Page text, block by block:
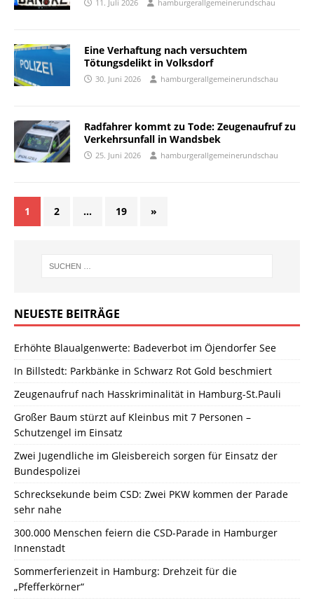
11. Juli 2026 hamburgerallgemeinerundschau
Eine Verhaftung nach versuchtem
Tötungsdelikt in Volksdorf
30. Juni 2026 hamburgerallgemeinerundschau
Radfahrer kommt zu Tode: Zeugenaufruf zu
Verkehrsunfall in Wandsbek
25. Juni 2026 hamburgerallgemeinerundschau
1 2 … 19 »
NEUESTE BEITRÄGE
Erhöhte Blaualgenwerte: Badeverbot im Öjendorfer See
In Billstedt: Parkbänke in Schwarz Rot Gold beschmiert
Zeugenaufruf nach Hasskriminalität in Hamburg-St.Pauli
Großer Baum stürzt auf Kleinbus mit 7 Personen –
Schutzengel im Einsatz
Zwei Jugendliche im Gleisbereich sorgen für Einsatz der
Bundespolizei
Schrecksekunde beim CSD: Zwei PKW kommen der Parade
sehr nahe
300.000 Menschen feiern die CSD-Parade in Hamburger
Innenstadt
Sommerferienzeit in Hamburg: Drehzeit für die
„Pfefferkörner“